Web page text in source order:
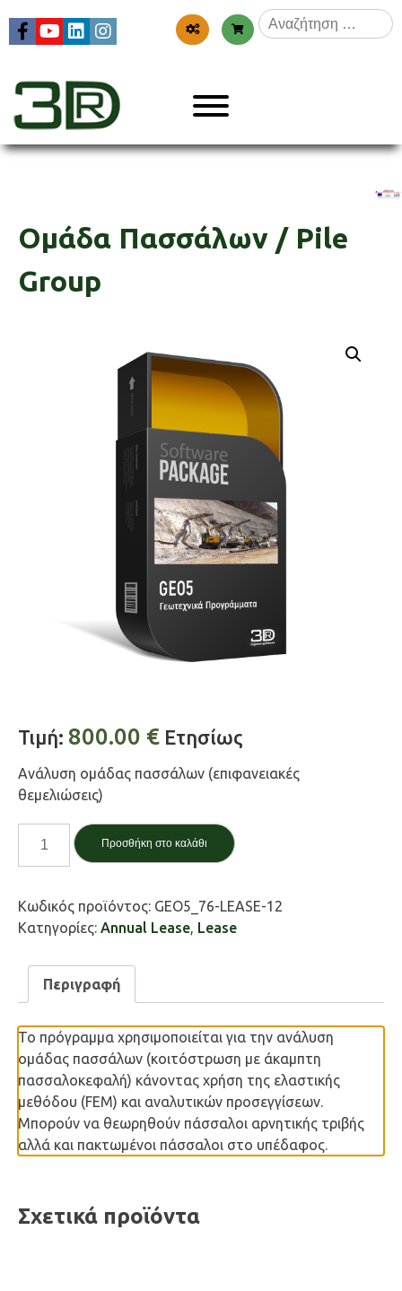
Αναζήτηση
για:
3dr
Ομάδα Πασσάλων / Pile
Group
Τιμή: 800.00 € Ετησίως
Ανάλυση ομάδας πασσάλων (επιφανειακές
θεμελιώσεις)
Πασσάλων
Pile
Group
Προσθήκη στο καλάθι
Κωδικός προϊόντος: GEO5_76-LEASE-12
Κατηγορίες: Annual Lease, Lease
Περιγραφή
Το πρόγραμμα χρησιμοποιείται για την ανάλυση
ομάδας πασσάλων (κοιτόστρωση με άκαμπτη
πασσαλοκεφαλή) κάνοντας χρήση της ελαστικής
μεθόδου (FEM) και αναλυτικών προσεγγίσεων.
Μπορούν να θεωρηθούν πάσσαλοι αρνητικής τριβής
αλλά και πακτωμένοι πάσσαλοι στο υπέδαφος.
Σχετικά προϊόντα